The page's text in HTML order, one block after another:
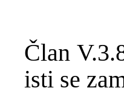
Član
isti se